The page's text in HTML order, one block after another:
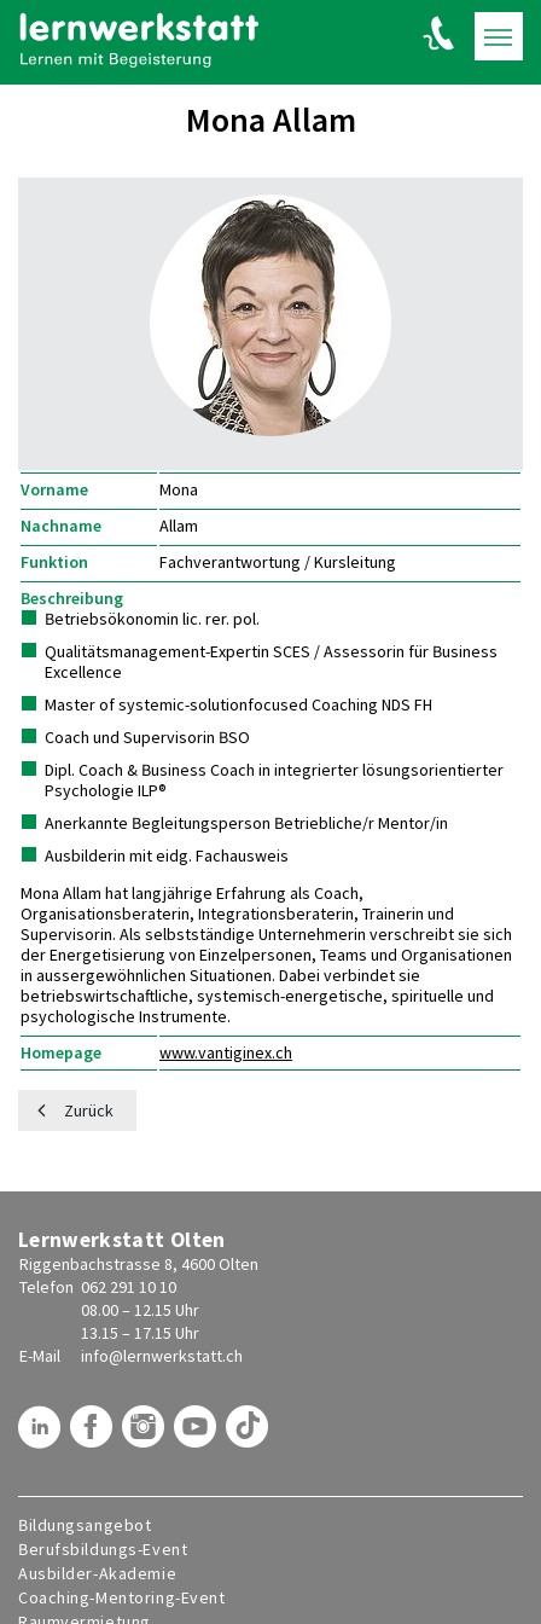
Mona Allam
Vorname
Mona
Nachname
Allam
Funktion
Fachverantwortung / Kursleitung
Beschreibung
Betriebsökonomin lic. rer. pol.
Qualitätsmanagement-Expertin SCES / Assessorin für Business
Excellence
Master of systemic-solutionfocused Coaching NDS FH
Coach und Supervisorin BSO
Dipl. Coach & Business Coach in integrierter lösungsorientierter
Psychologie ILP®
Anerkannte Begleitungsperson Betriebliche/r Mentor/in
Ausbilderin mit eidg. Fachausweis
Mona Allam hat langjährige Erfahrung als Coach,
Organisationsberaterin, Integrationsberaterin, Trainerin und
Supervisorin. Als selbstständige Unternehmerin verschreibt sie sich
der Energetisierung von Einzelpersonen, Teams und Organisationen
in aussergewöhnlichen Situationen. Dabei verbindet sie
betriebswirtschaftliche, systemisch-energetische, spirituelle und
psychologische Instrumente.
Homepage
www.vantiginex.ch
Zurück
Lernwerkstatt Olten
Riggenbachstrasse 8, 4600 Olten
Telefon 062 291 10 10
08.00 – 12.15 Uhr
13.15 – 17.15 Uhr
E-Mail
info@lernwerkstatt.ch
Bildungsangebot
Berufsbildungs-Event
Ausbilder-Akademie
Coaching-Mentoring-Event